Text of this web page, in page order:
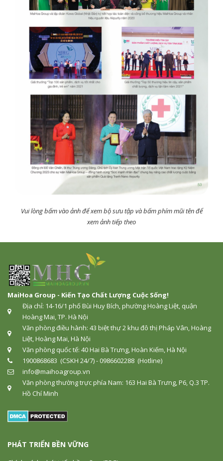
Vui lòng bấm vào ảnh để xem bộ sưu tập và bấm phím mũi tên để
xem ảnh tiếp theo
MaiHoa Group - Kiến Tạo Chất Lượng Cuộc Sống!
Địa chỉ: 14-16/1 phố Bùi Huy Bích, phường Hoàng Liệt, quận
Hoàng Mai, TP. Hà Nội
Văn phòng điều hành: 43 biệt thự 2 khu đô thị Pháp Vân, Hoàng
Liệt, Hoàng Mai, Hà Nội
Văn phòng quốc tế: 40 Hai Bà Trưng, Hoàn Kiếm, Hà Nội
1900868683 (CSKH 24/7) - 0986602288 (Hotline)
info@maihoagroup.vn
Văn phòng thường trực phía Nam: 163 Hai Bà Trưng, P6, Q.3 TP.
Hồ Chí Minh
PHÁT TRIỂN BỀN VỮNG